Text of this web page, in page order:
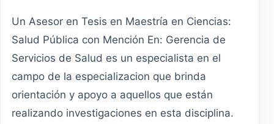
Un Asesor en Tesis en Maestría en Ciencias:
Salud Pública con Mención En: Gerencia de
Servicios de Salud es un especialista en el
campo de la especializacion que brinda
orientación y apoyo a aquellos que están
realizando investigaciones en esta disciplina.